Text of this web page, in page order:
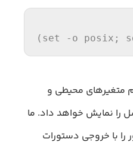
( set -o posix ;
متغیرهای محیطی و
را نمایش خواهد داد. ما
با خروجی دستورات